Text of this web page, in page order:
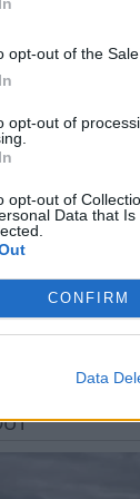
opt-out of the
opt-out of
opt-out of
Data that
CONFIRM
Data
πινέλο
χρόνου
μας για να
την